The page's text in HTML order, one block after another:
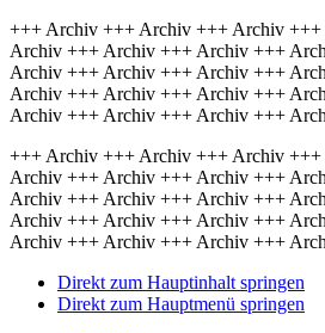
+++ Archiv +++ Archiv +++ Archiv
Archiv +++ Archiv +++ Archiv +++
Archiv +++ Archiv +++ Archiv +++
Archiv +++ Archiv +++ Archiv +++
Archiv +++ Archiv +++ Archiv +++
+++ Archiv +++ Archiv +++ Archiv
Archiv +++ Archiv +++ Archiv +++
Archiv +++ Archiv +++ Archiv +++
Archiv +++ Archiv +++ Archiv +++
Archiv +++ Archiv +++ Archiv +++
Direkt zum Hauptinhalt springen
Direkt zum Hauptmenü springen